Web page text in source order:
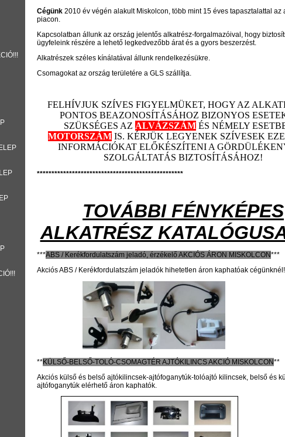
Cégünk 2010 év végén alakult Miskolcon, több mint 15 éves tapasztalattal az
piacon.
Kapcsolatban állunk az ország jelentős alkatrész-forgalmazóival, hogy
ügyfeleink részére a lehető legkedvezőbb árat és a gyors beszerzést.
Alkatrészek széles kínálatával állunk rendelkezésükre.
Csomagokat az ország területére a GLS szállítja.
FELHÍVJUK SZÍVES FIGYELMÜKET, HOGY AZ
PONTOS BEAZONOSÍTÁSÁHOZ BIZONYOS
SZÜKSÉGES AZ ALVÁZSZÁMÉS NÉMELY
MOTORSZÁM IS. KÉRJÜK LEGYENEK SZÍVESEK
INFORMÁCIÓKAT ELŐKÉSZÍTENI A
SZOLGÁLTATÁS BIZTOSÍTÁSÁHOZ!
**************************************************
TOVÁBBI FÉNYKÉPES
ALKATRÉSZ
***ABS / Kerékfordulatszám jeladó, érzékelő AKCIÓS ÁRON MISKOLCON***
Akciós ABS / Kerékfordulatszám jeladók hihetetlen áron kaphatóak cégünknél!
**KÜLSŐ-BELSŐ-TOLÓ-CSOMAGTÉR AJTÓKILINCSAKCIÓ MISKOLCON**
Akciós külső és belső ajtókilincsek-ajtófoganytúk-tolóajtó kilincsek, belső és
ajtófoganytúk elérhető áron kaphatók.